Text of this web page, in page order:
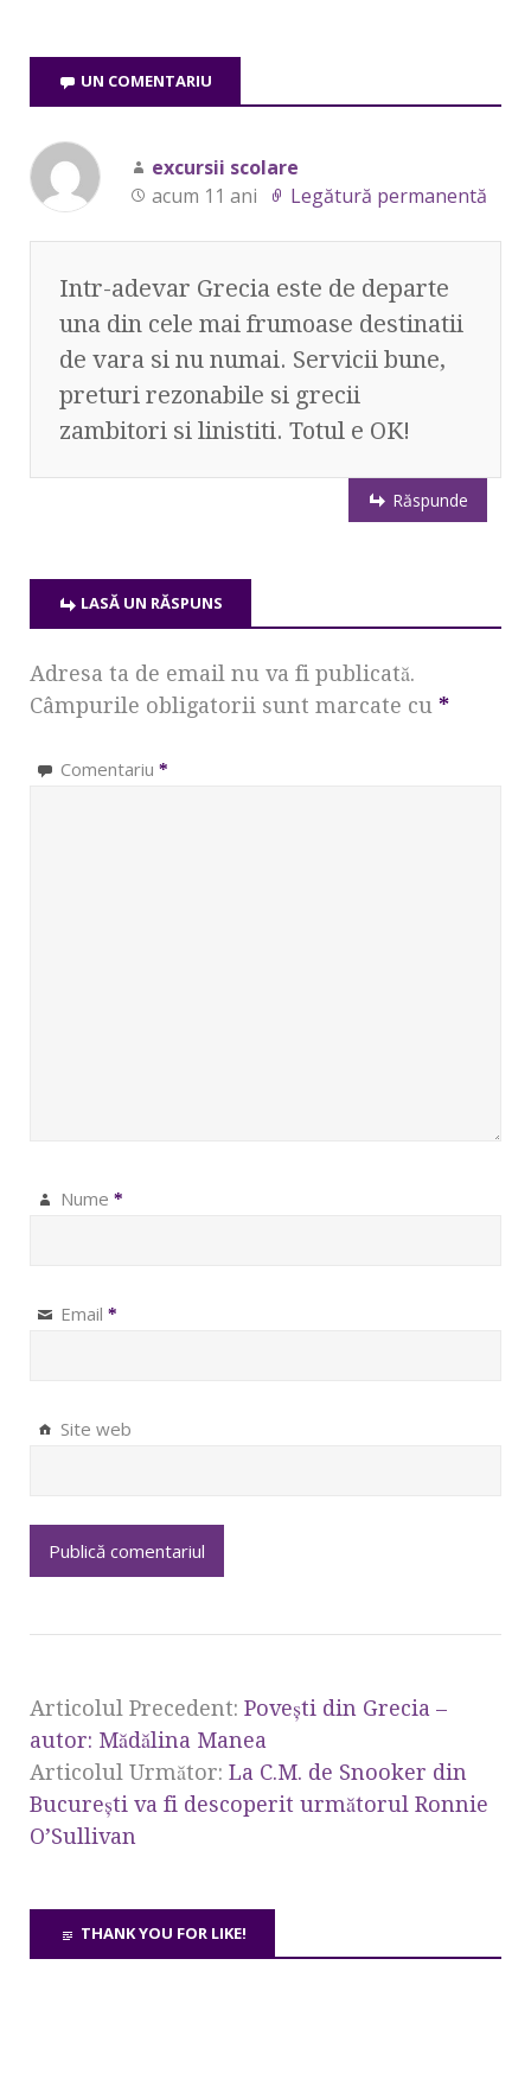
UN COMENTARIU
excursii scolare
acum 11 ani
Legătură permanentă
Intr-adevar Grecia este de departe
una din cele mai frumoase destinatii
de vara si nu numai. Servicii bune,
preturi rezonabile si grecii
zambitori si linistiti. Totul e OK!
Răspunde
LASĂ UN RĂSPUNS
Adresa ta de email nu va fi publicată.
Câmpurile obligatorii sunt marcate cu *
Comentariu *
Nume *
Email *
Site web
Articolul Precedent: Poveşti din Grecia –
autor: Mădălina Manea
Articolul Următor: La C.M. de Snooker din
Bucureşti va fi descoperit următorul Ronnie
O’Sullivan
THANK YOU FOR LIKE!